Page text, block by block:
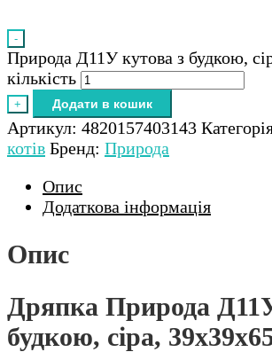
-
Природа Д11У кутова з будкою,
кількість
+ Додати в кошик
Артикул: 4820157403143
котів Бренд: Природа
Опис
Додаткова інформація
Опис
Дряпка Природа
будкою, сіра,